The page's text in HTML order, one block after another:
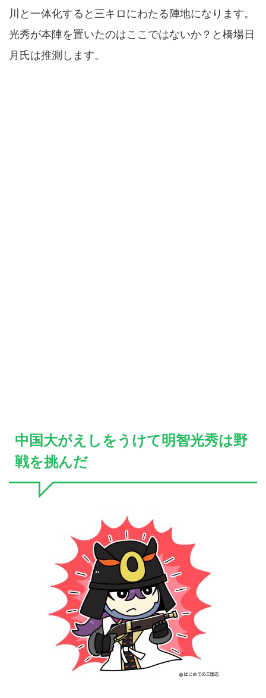
川と一体化すると三キロにわたる陣地になります。
光秀が本陣を置いたのはここではないか？と橋場日
月氏は推測します。
中国大がえしをうけて明智光秀は野
戦を挑んだ